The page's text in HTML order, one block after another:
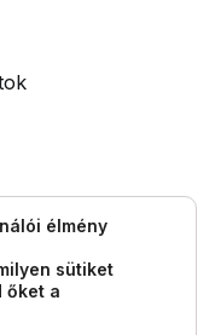
élmény
sütiket
őket a